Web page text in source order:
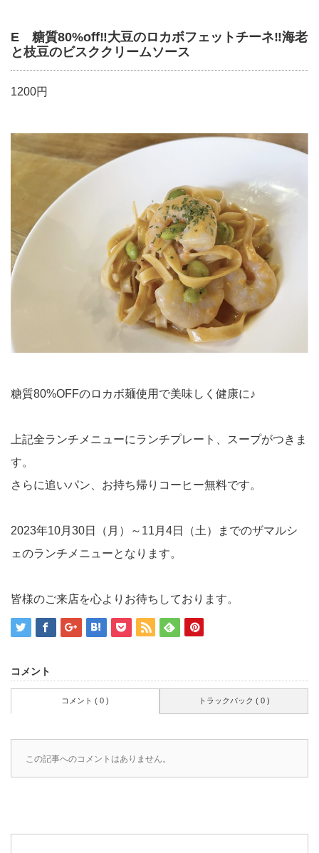
E 糖質80%off‼︎大豆のロカボフェットチーネ‼︎海老
と枝豆のビスククリームソース
1200円
糖質80%OFFのロカボ麺使用で美味しく健康に♪
上記全ランチメニューにランチプレート、スープがつきま
す。
さらに追いパン、お持ち帰りコーヒー無料です。
2023年10月30日（月）～11月4日（土）までのザマルシ
ェのランチメニューとなります。
皆様のご来店を心よりお待ちしております。
コメント
コメント ( 0 ) トラックバック ( 0 )
この記事へのコメントはありません。